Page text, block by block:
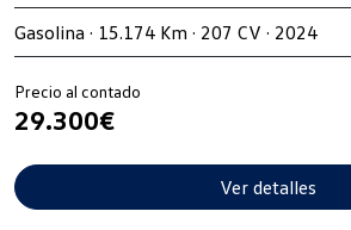
Gasolina · 15.174 Km · 207 CV · 2024
Precio al contado
29.300€
Ver detalles